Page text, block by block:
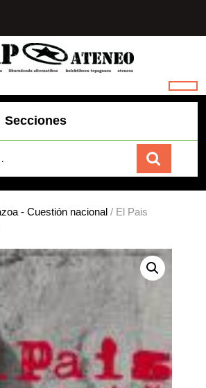
Secciones
Carrito
- Cuestión nacional / El Pais